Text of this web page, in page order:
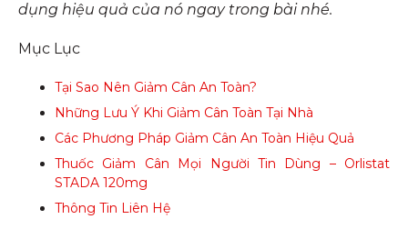
dụng hiệu quả của nó ngay trong bài nhé.
Mục Lục
Tại Sao Nên Giảm Cân An Toàn?
Những Lưu Ý Khi Giảm Cân Toàn Tại Nhà
Các Phương Pháp Giảm Cân An Toàn Hiệu Quả
Thuốc Giảm Cân Mọi Người Tin Dùng – Orlistat
STADA 120mg
Thông Tin Liên Hệ